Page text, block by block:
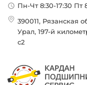
Пн-Чт 8:30-17:30 Пт
390011, Рязанская
Урал, 197-й
с2